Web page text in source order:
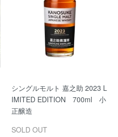
シングルモルト 嘉之助 2023 L
IMITED EDITION 700ml 小
正醸造
SOLD OUT